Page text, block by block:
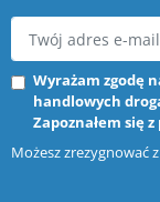
Wyrażam zgodę
handlowych
Zapoznałem się z
Możesz zrezygnować